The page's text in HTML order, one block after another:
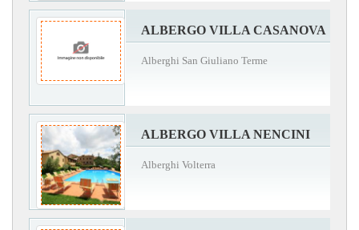
ALBERGO VILLA CASANOVA
Alberghi San Giuliano Terme
ALBERGO VILLA NENCINI
Alberghi Volterra